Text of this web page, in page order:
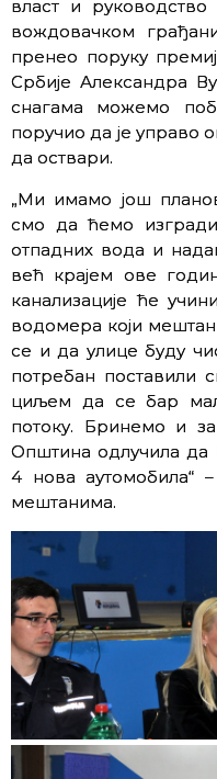
власт и
вождовачком
пренео поруку
Србије Александра
снагама можемо
поручио да је управо
да оствари.
„Ми имамо још
смо да ћемо
отпадних вода и
већ крајем ове
канализације ће
водомера који
се и да улице буду
потребан поставили
циљем да се бар
потоку. Бринемо и
Општина одлучила да
4 нова аутомобила“
мештанима.